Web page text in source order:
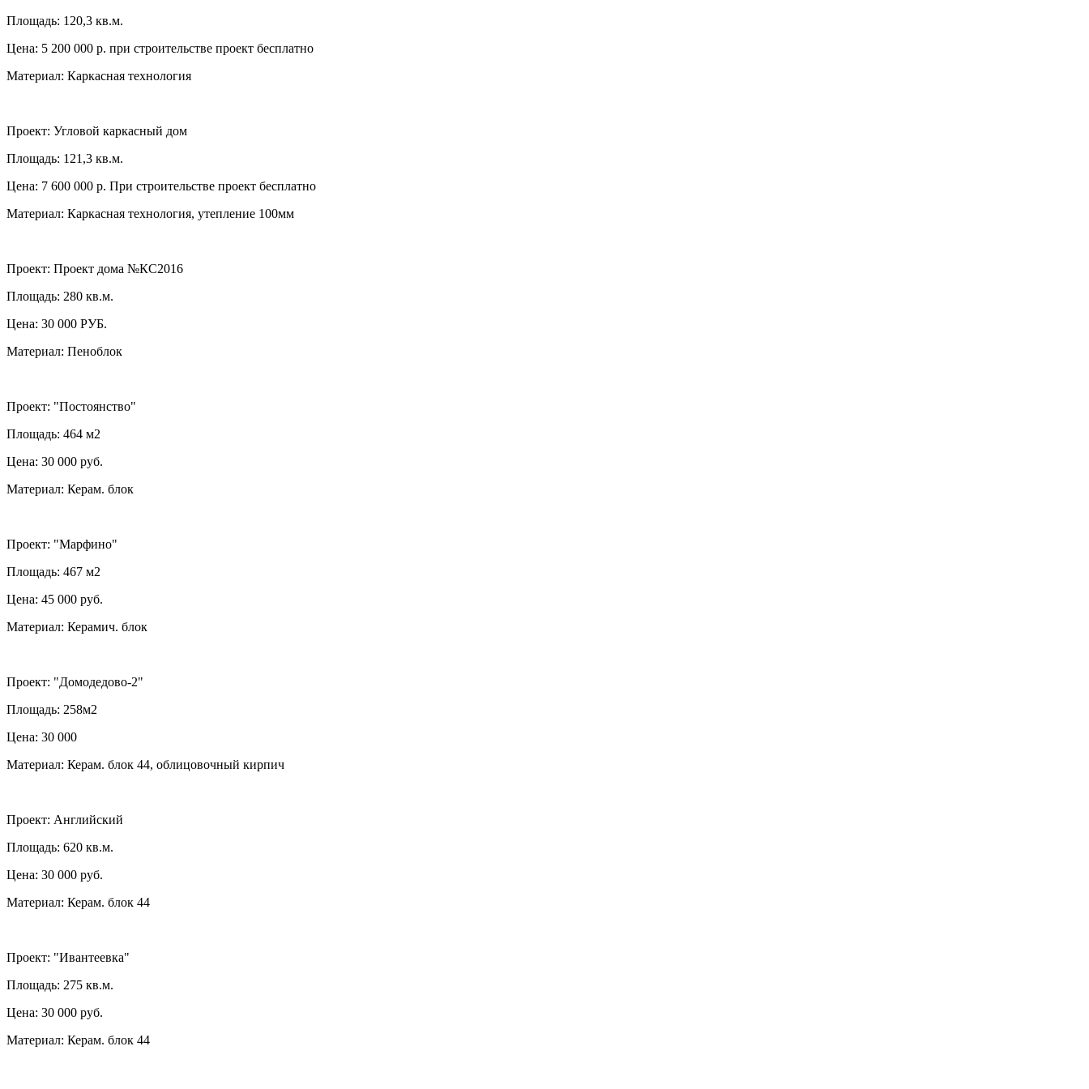
Площадь: 120,3 кв.м.
Цена: 5 200 000 р. при строительстве проект бесплатно
Материал: Каркасная технология
Проект: Угловой каркасный дом
Площадь: 121,3 кв.м.
Цена: 7 600 000 р. При строительстве проект бесплатно
Материал: Каркасная технология, утепление 100мм
Проект: Проект дома №КС2016
Площадь: 280 кв.м.
Цена: 30 000 РУБ.
Материал: Пеноблок
Проект: "Постоянство"
Площадь: 464 м2
Цена: 30 000 руб.
Материал: Керам. блок
Проект: "Марфино"
Площадь: 467 м2
Цена: 45 000 руб.
Материал: Керамич. блок
Проект: "Домодедово-2"
Площадь: 258м2
Цена: 30 000
Материал: Керам. блок 44, облицовочный кирпич
Проект: Английский
Площадь: 620 кв.м.
Цена: 30 000 руб.
Материал: Керам. блок 44
Проект: "Ивантеевка"
Площадь: 275 кв.м.
Цена: 30 000 руб.
Материал: Керам. блок 44